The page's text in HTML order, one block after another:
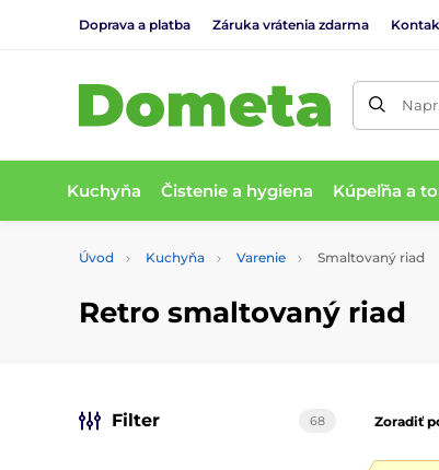
Doprava a platba Záruka vrátenia zdarma
Kuchyňa Čistenie a hygiena Kúpeľňa a
Úvod Kuchyňa Varenie Smaltovaný riad
Retro smaltovaný riad
Filter 68 Zoradiť